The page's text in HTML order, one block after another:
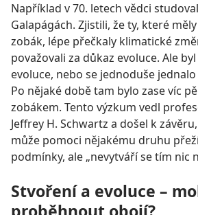
Například v 70. letech vědci
Galapágách. Zjistili, že ty, které
zobák, lépe přečkaly klimatické
považovali za důkaz evoluce. Ale
evoluce, nebo se jednoduše
Po nějaké době tam bylo zase víc
zobákem. Tento výzkum vedl
Jeffrey H. Schwartz a došel k
může pomoci nějakému druhu
podmínky, ale „nevytváří se tím nic
Stvoření a evoluce –
proběhnout obojí?